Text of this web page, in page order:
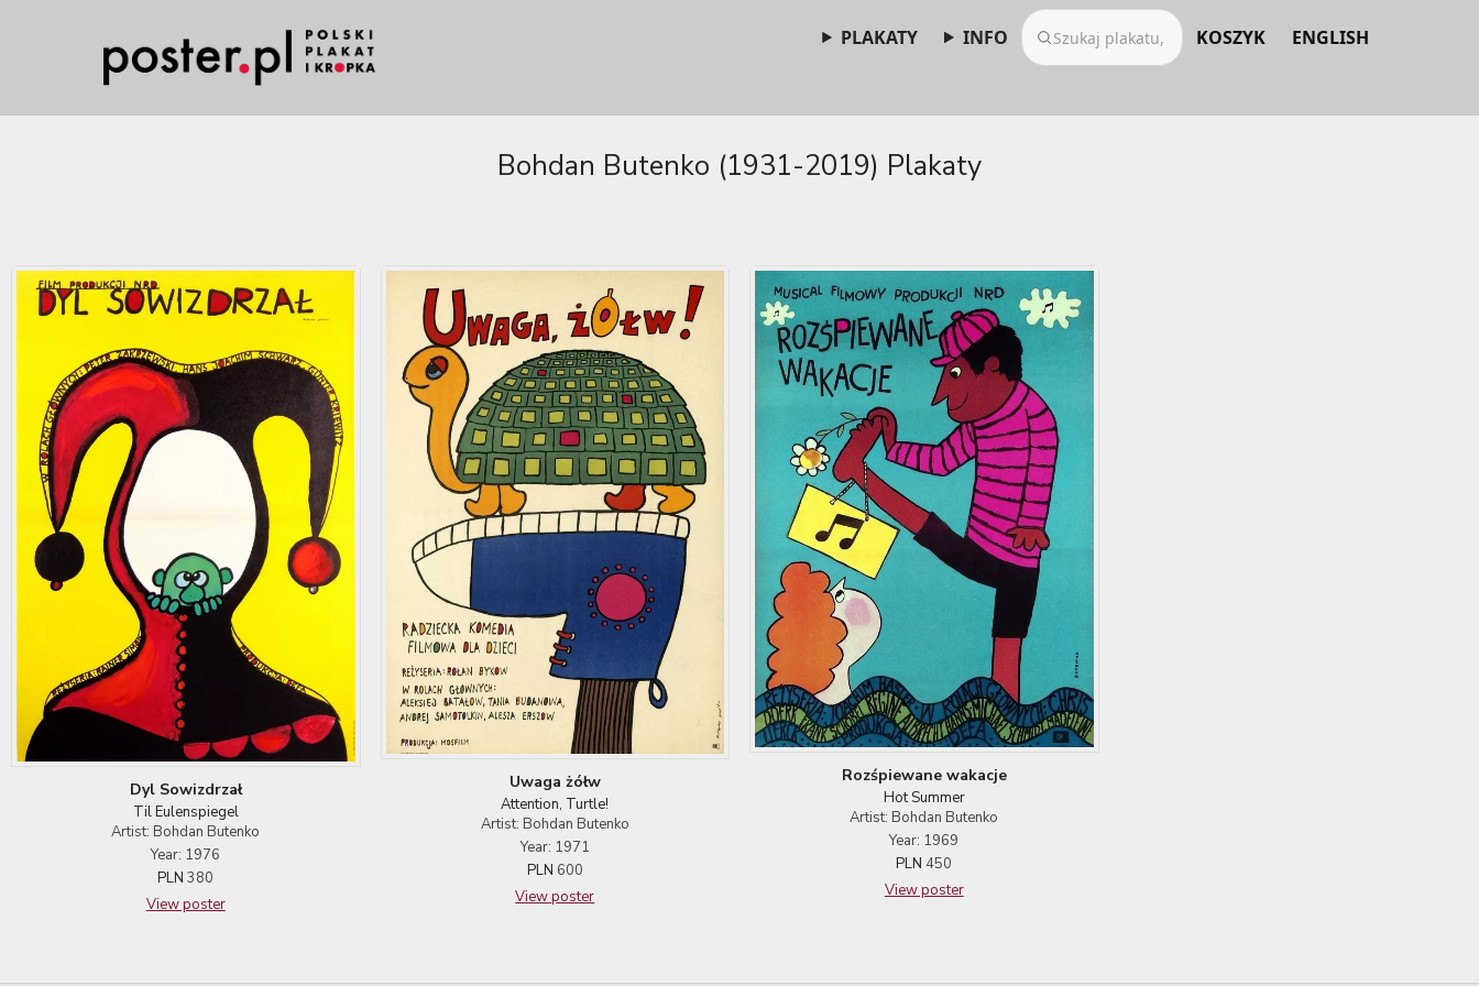
PLAKATY INFO KOSZYK ENGLISH
Bohdan Butenko (1931-2019) Plakaty
Dyl Sowizdrzał
Til Eulenspiegel
Artist: Bohdan Butenko
Year: 1976
PLN 380
View poster
Uwaga żółw
Attention, Turtle!
Artist: Bohdan Butenko
Year: 1971
PLN 600
View poster
Rozśpiewane wakacje
Hot Summer
Artist: Bohdan Butenko
Year: 1969
PLN 450
View poster